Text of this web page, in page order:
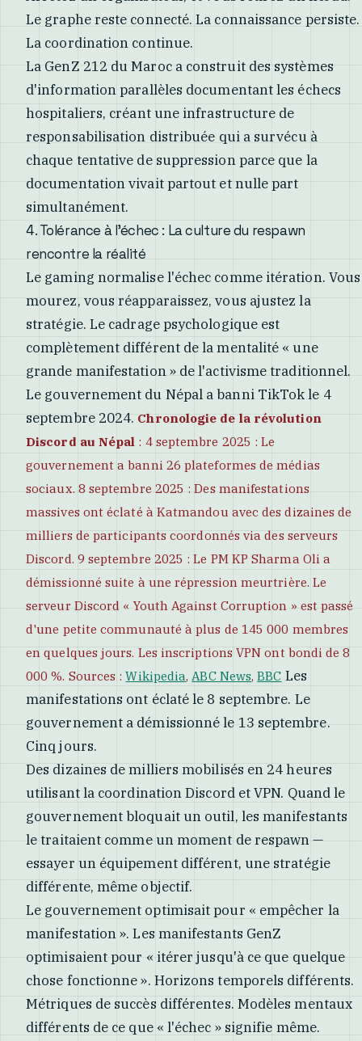
Le graphe reste connecté. La connaissance persiste.
La coordination continue.
La GenZ 212 du Maroc a construit des systèmes
d'information parallèles documentant les échecs
hospitaliers, créant une infrastructure de
responsabilisation distribuée qui a survécu à
chaque tentative de suppression parce que la
documentation vivait partout et nulle part
simultanément.
4. Tolérance à l'échec : La culture du respawn
rencontre la réalité
Le gaming normalise l'échec comme itération. Vous
mourez, vous réapparaissez, vous ajustez la
stratégie. Le cadrage psychologique est
complètement différent de la mentalité « une
grande manifestation » de l'activisme traditionnel.
Le gouvernement du Népal a banni TikTok le 4
septembre 2024. Chronologie de la révolution
Discord au Népal : 4 septembre 2025 : Le
gouvernement a banni 26 plateformes de médias
sociaux. 8 septembre 2025 : Des manifestations
massives ont éclaté à Katmandou avec des dizaines de
milliers de participants coordonnés via des serveurs
Discord. 9 septembre 2025 : Le PM KP Sharma Oli a
démissionné suite à une répression meurtrière. Le
serveur Discord « Youth Against Corruption » est passé
d'une petite communauté à plus de 145 000 membres
en quelques jours. Les inscriptions VPN ont bondi de 8
000 %. Sources :Wikipedia,ABC News,BBC Les
manifestations ont éclaté le 8 septembre. Le
gouvernement a démissionné le 13 septembre.
Cinq jours.
Des dizaines de milliers mobilisés en 24 heures
utilisant la coordination Discord et VPN. Quand le
gouvernement bloquait un outil, les manifestants
le traitaient comme un moment de respawn —
essayer un équipement différent, une stratégie
différente, même objectif.
Le gouvernement optimisait pour « empêcher la
manifestation ». Les manifestants GenZ
optimisaient pour « itérer jusqu'à ce que quelque
chose fonctionne ». Horizons temporels différents.
Métriques de succès différentes. Modèles mentaux
différents de ce que « l'échec » signifie même.